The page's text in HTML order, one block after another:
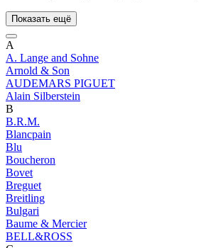
Показать ещё
A
A. Lange and Sohne
Arnold & Son
AUDEMARS PIGUET
Alain Silberstein
B
B.R.M.
Blancpain
Blu
Boucheron
Bovet
Breguet
Breitling
Bulgari
Baume & Mercier
BELL&ROSS